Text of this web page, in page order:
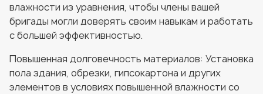
влажности из уравнения, чтобы члены вашей
бригады могли доверять своим навыкам и работать
с большей эффективностью.
Повышенная долговечность материалов: Установка
пола здания, обрезки, гипсокартона и других
элементов в условиях повышенной влажности со